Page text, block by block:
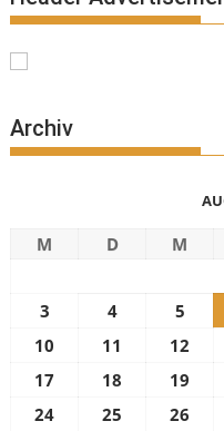
Archiv
M D M
3
4 5
10
11 12
17
18 19
24
25 26